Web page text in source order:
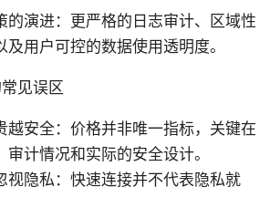
的演进：更严格的日志审计、区域性
及用户可控的数据使用透明度。
见误区
越安全：价格并非唯一指标，关键在
审计情况和实际的安全设计。
视隐私：快速连接并不代表隐私就